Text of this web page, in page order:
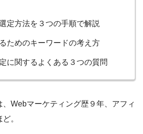
定方法を３つの手順で解説
ためのキーワードの考え方
に関するよくある３つの質問
、Webマーケティング歴９年、アフィ
。